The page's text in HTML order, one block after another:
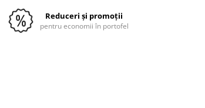
Reduceri și promoții
pentru economii în portofel